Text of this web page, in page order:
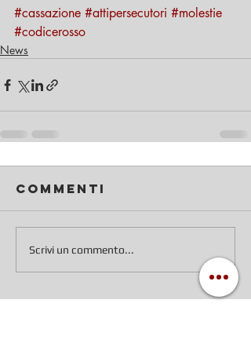
#cassazione #attipersecutori #molestie
#codicerosso
News
Commenti
Scrivi un commento...